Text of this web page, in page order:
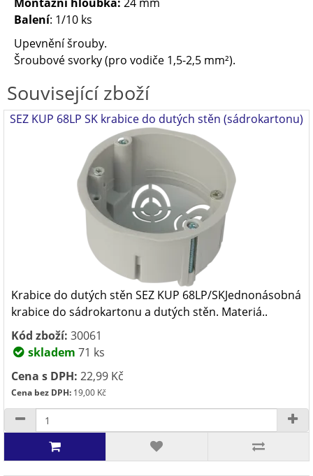
Balení: 1/10 ks
Upevnění šrouby.
Šroubové svorky (pro vodiče 1,5-2,5 mm²).
Související zboží
SEZ KUP 68LP SK krabice do dutých stěn (sádrokartonu)
Krabice do dutých stěn SEZ KUP 68LP/SKJednonásobná
krabice do sádrokartonu a dutých stěn. Materiá..
Kód zboží: 30061
skladem 71 ks
Cena s DPH: 22,99 Kč
Cena bez DPH: 19,00 Kč